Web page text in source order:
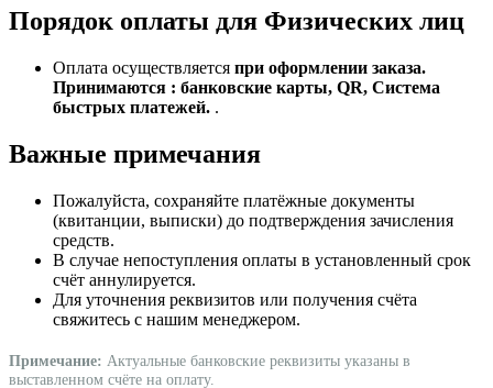
Порядок оплаты для Физических лиц
Оплата осуществляется при оформлении заказа.
Принимаются : банковские карты, QR, Система
быстрых платежей. .
Важные примечания
Пожалуйста, сохраняйте платёжные документы
(квитанции, выписки) до подтверждения зачисления
средств.
В случае непоступления оплаты в установленный срок
счёт аннулируется.
Для уточнения реквизитов или получения счёта
свяжитесь с нашим менеджером.
Примечание: Актуальные банковские реквизиты указаны в
выставленном счёте на оплату.